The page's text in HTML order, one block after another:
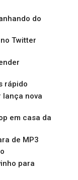
do
Twitter
rápido
lança nova
em casa da
de MP3
para